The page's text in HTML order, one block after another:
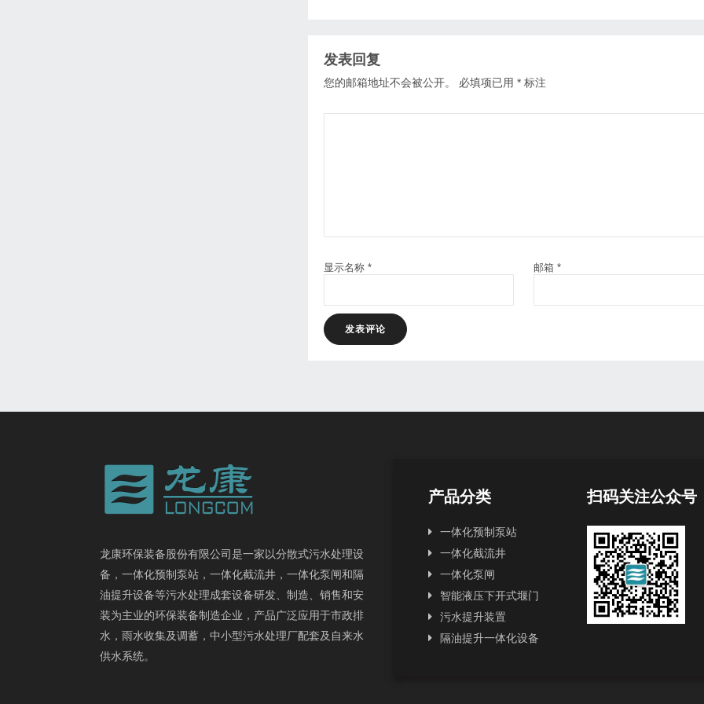
发表回复
您的邮箱地址不会被公开。 必填项已用 * 标注
显示名称 * 邮箱 *
龙康环保装备股份有限公司是一家以分散式污水处理设
备，一体化预制泵站，一体化截流井，一体化泵闸和隔
油提升设备等污水处理成套设备研发、制造、销售和安
装为主业的环保装备制造企业，产品广泛应用于市政排
水，雨水收集及调蓄，中小型污水处理厂配套及自来水
供水系统。
产品分类
一体化预制泵站
一体化截流井
一体化泵闸
智能液压下开式堰门
污水提升装置
隔油提升一体化设备
扫码关注公众号